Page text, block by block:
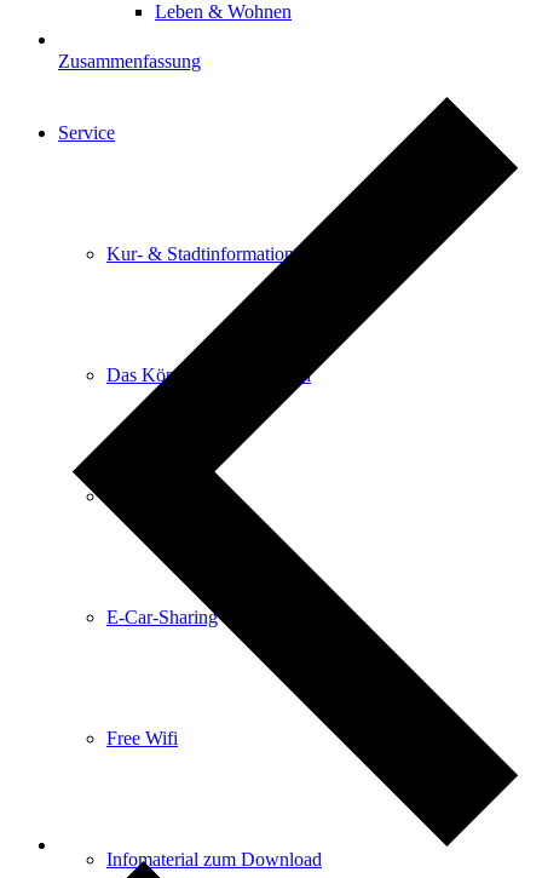
Leben & Wohnen
Service
Kur- & Stadtinformation
Das Königsteiner Lädchen
E-Car-Sharing
Free Wifi
Infomaterial zum Download
Zusammenfassung